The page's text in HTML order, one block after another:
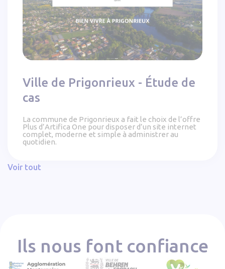
Ville de Prigonrieux - Étude de
cas
La commune de Prigonrieux a fait le choix de l’offre
Plus d’Artifica One pour disposer d’un site internet
complet, moderne et simple à administrer au
quotidien.
Voir tout
Ils nous font confiance